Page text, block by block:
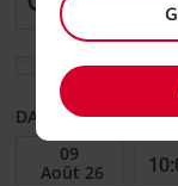
Sélectionnez
DATE DE DÉBUT